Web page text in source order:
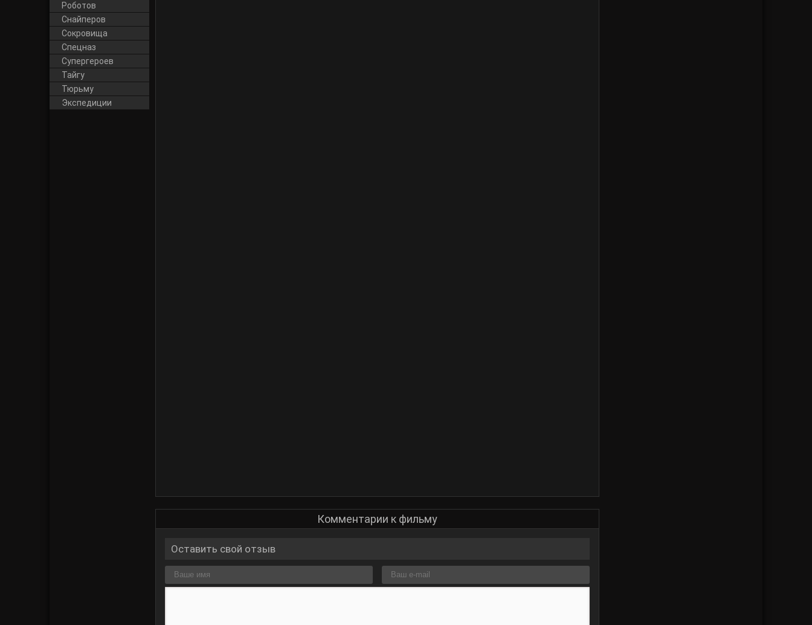
Комментарии к фильму
Оставить свой отзыв
Роботов
Снайперов
Сокровища
Спецназ
Супергероев
Тайгу
Тюрьму
Экспедиции